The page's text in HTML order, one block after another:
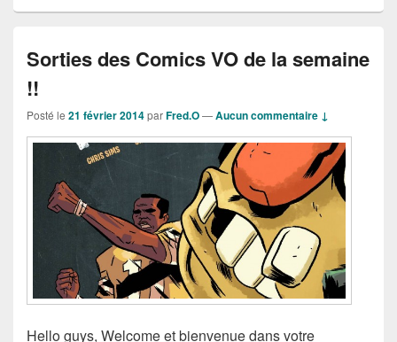
Sorties des Comics VO de la semaine
!!
Posté le 21 février 2014parFred.O—Aucun commentaire ↓
Hello guys, Welcome et bienvenue dans votre